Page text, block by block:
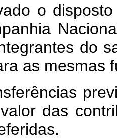
o
do
as mesmas
das